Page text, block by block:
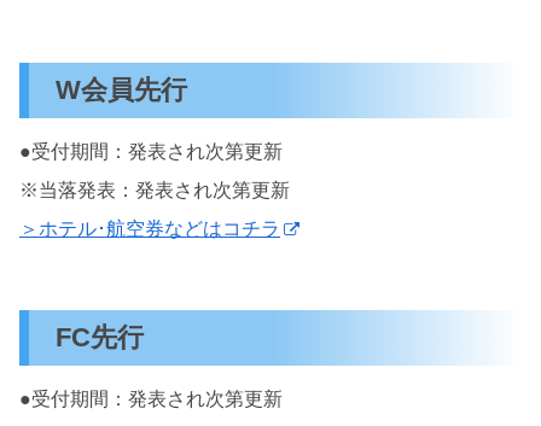
W会員先行
●受付期間：発表され次第更新
※当落発表：発表され次第更新
＞ホテル･航空券などはコチラ
FC先行
●受付期間：発表され次第更新